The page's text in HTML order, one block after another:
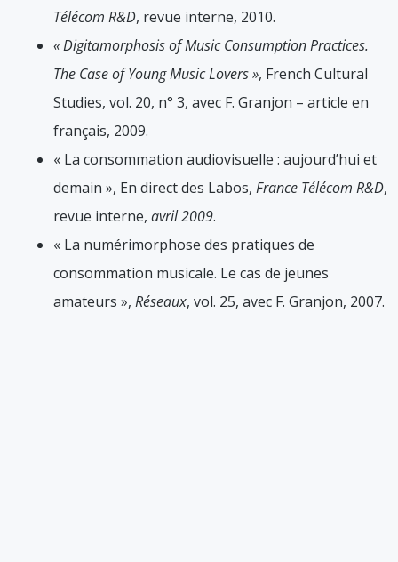
Télécom R&D, revue interne, 2010.
« Digitamorphosis of Music Consumption Practices.
The Case of Young Music Lovers », French Cultural
Studies, vol. 20, n° 3, avec F. Granjon – article en
français, 2009.
« La consommation audiovisuelle : aujourd’hui et
demain », En direct des Labos, France Télécom R&D,
revue interne, avril 2009.
« La numérimorphose des pratiques de
consommation musicale. Le cas de jeunes
amateurs », Réseaux, vol. 25, avec F. Granjon, 2007.